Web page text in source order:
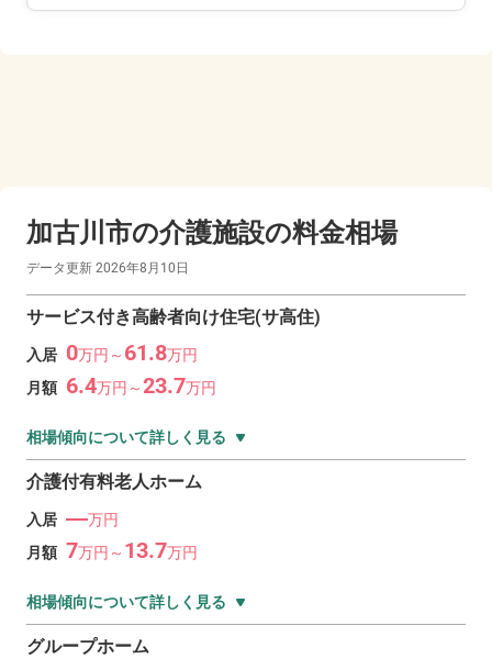
加古川市の介護施設の料金相場
データ更新 2026年8月10日
サービス付き高齢者向け住宅(サ高住)
入居 0万円～ 61.8万円
月額 6.4万円～23.7万円
相場傾向について詳しく見る
介護付有料老人ホーム
入居 ―万円
月額 7万円～ 13.7万円
相場傾向について詳しく見る
グループホーム